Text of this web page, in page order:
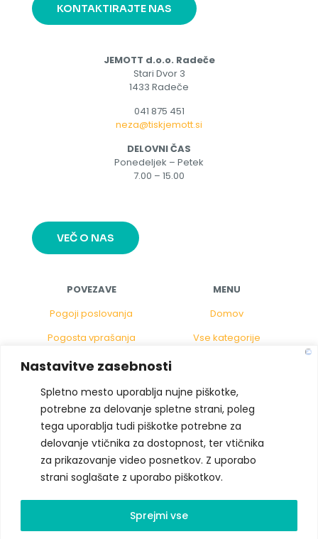
Nastavitve zasebnosti
Spletno mesto uporablja nujne piškotke,
potrebne za delovanje spletne strani, poleg
tega uporablja tudi piškotke potrebne za
delovanje vtičnika za dostopnost, ter vtičnika
za prikazovanje video posnetkov. Z uporabo
strani soglašate z uporabo piškotkov.
Sprejmi vse
KONTAKTIRAJTE NAS
JEMOTT d.o.o. Radeče
Stari Dvor 3
1433 Radeče
041 875 451
neza@tiskjemott.si
DELOVNI ČAS
Ponedeljek – Petek
7.00 – 15.00
VEČ O NAS
POVEZAVE
Pogoji poslovanja
Pogosta vprašanja
Politika piškotkov
Pravno obvestilo
Vračila
Zasebnost
MENU
Domov
Vse kategorije
Za pisarno
XXL tisk
Tisk na platno
Kontakt
© 2024 - JEMOTT d.o.o.